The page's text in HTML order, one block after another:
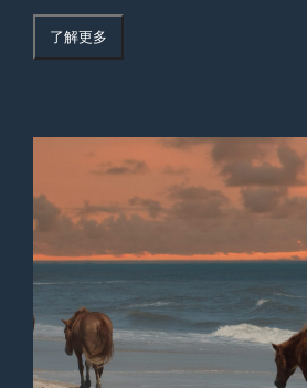
了解更多